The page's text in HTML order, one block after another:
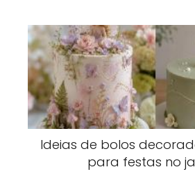
Ideias de bolos
para festas no